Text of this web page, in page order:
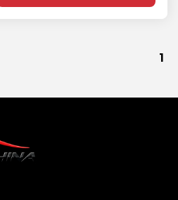
1